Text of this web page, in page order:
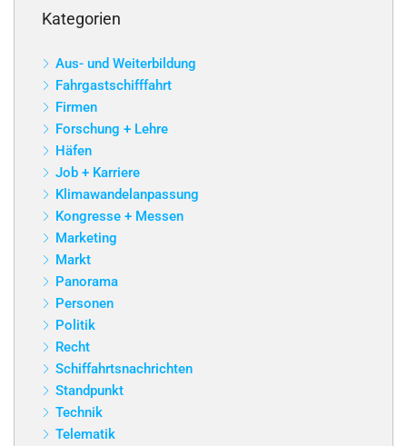
Kategorien
Aus- und Weiterbildung
Fahrgastschifffahrt
Firmen
Forschung + Lehre
Häfen
Job + Karriere
Klimawandelanpassung
Kongresse + Messen
Marketing
Markt
Panorama
Personen
Politik
Recht
Schiffahrtsnachrichten
Standpunkt
Technik
Telematik